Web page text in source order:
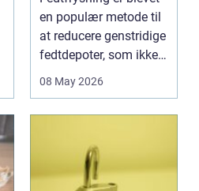
fedtdepoter
en populær metode til
at reducere genstridige
fedtdepoter, som ikke
reagerer ...
08 May 2026